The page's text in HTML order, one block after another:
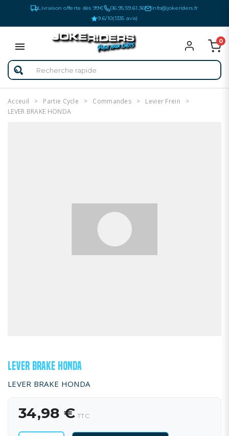
Livraison offerte dès 99€ 06.95.59.61.36
info@jokeriders.fr
9.6/10(1335 avis)
0
Acceuil Partie Cycle Commandes
Levier Frein
LEVER BRAKE HONDA
LEVER BRAKE HONDA
LEVER BRAKE HONDA
34,98 € TTC